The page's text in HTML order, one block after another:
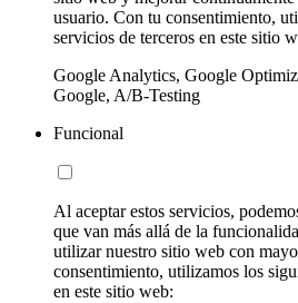
usuario. Con tu consentimiento,
servicios de terceros en este sitio
Google Analytics, Google
Google, A/B-Testing
Funcional
Al aceptar estos servicios,
que van más allá de la
utilizar nuestro sitio web con
consentimiento, utilizamos los
en este sitio web: